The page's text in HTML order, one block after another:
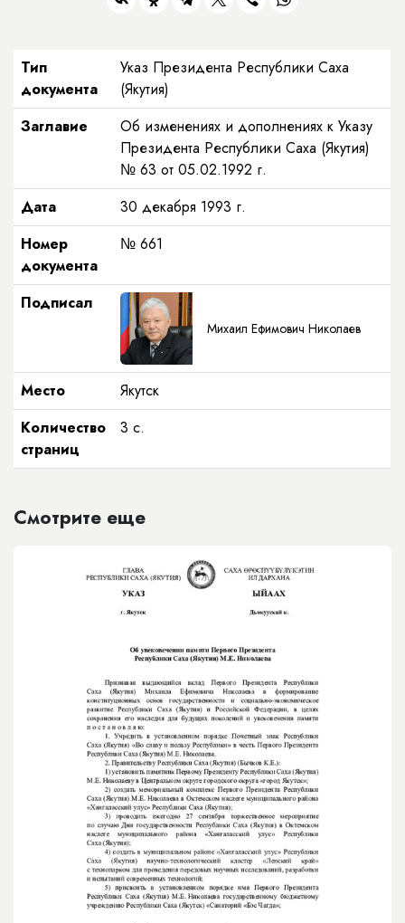
Тип
документа
Указ Президента Республики Саха
(Якутия)
Заглавие
Об изменениях и дополнениях к Указу
Президента Республики Саха (Якутия)
№ 63 от 05.02.1992 г.
Дата
30 декабря 1993 г.
Номер
документа
№ 661
Подписал
Михаил Ефимович Николаев
Место
Якутск
Количество
страниц
3 с.
Смотрите еще